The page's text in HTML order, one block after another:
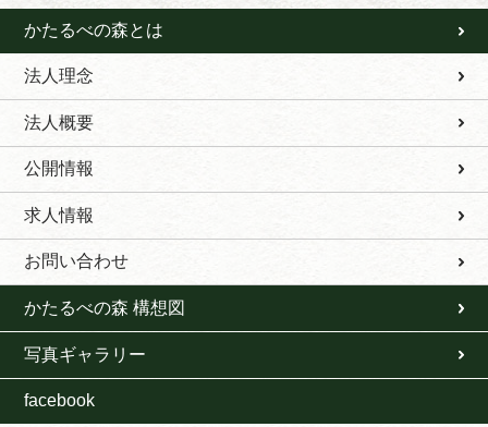
かたるべの森とは
法人理念
法人概要
公開情報
求人情報
お問い合わせ
かたるべの森 構想図
写真ギャラリー
facebook